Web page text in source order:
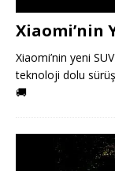
Xiaomi’nin
Xiaomi’nin yeni
teknoloji dolu
🚚